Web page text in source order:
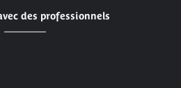
des professionnels